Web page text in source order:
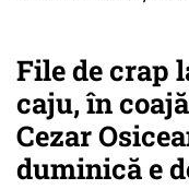
File de crap
caju, în
Cezar
duminică e